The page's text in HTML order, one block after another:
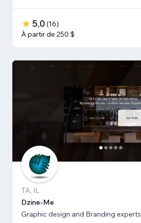
5,0 (16)
À partir de 250 $
TA, IL
Dzine-Me
Graphic design and Branding experts